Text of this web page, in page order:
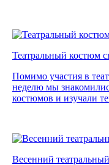
Театральный костюм
Помимо участия в
неделю мы
костюмов и изучали
Весенний